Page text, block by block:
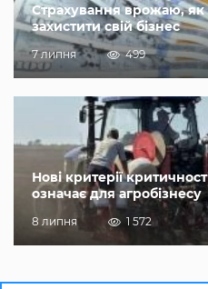
Страхування врожаю, як
захистити свій бізнес
7 липня 499
Нові критерії
означає для агробізнесу
8 липня 1 572